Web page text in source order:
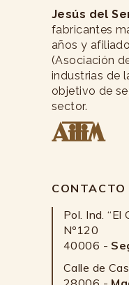
Jesús del
fabricantes
años y
(Asociación
industrias de
objetivo de
sector.
CONTACTO
Pol. Ind. “El
Nº120
40006 -
Calle de